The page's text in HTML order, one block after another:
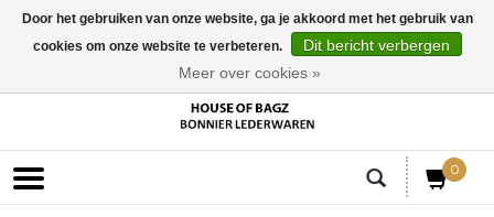
0
Door het gebruiken van onze website, ga je akkoord met het gebruik van
cookies om onze website te verbeteren.
Dit bericht verbergen
Meer over cookies »